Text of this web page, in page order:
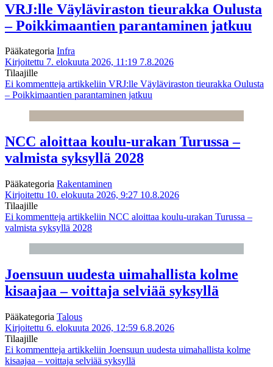
VRJ:lle Väyläviraston tieurakka Oulusta
– Poikkimaantien parantaminen jatkuu
Pääkategoria Infra
Kirjoitettu 7. elokuuta 2026, 11:19 7.8.2026
Tilaajille
Ei kommentteja artikkeliin VRJ:lle Väyläviraston tieurakka Oulusta
– Poikkimaantien parantaminen jatkuu
NCC aloittaa koulu-urakan Turussa –
valmista syksyllä 2028
Pääkategoria Rakentaminen
Kirjoitettu 10. elokuuta 2026, 9:27 10.8.2026
Tilaajille
Ei kommentteja artikkeliin NCC aloittaa koulu-urakan Turussa –
valmista syksyllä 2028
Joensuun uudesta uimahallista kolme
kisaajaa – voittaja selviää syksyllä
Pääkategoria Talous
Kirjoitettu 6. elokuuta 2026, 12:59 6.8.2026
Tilaajille
Ei kommentteja artikkeliin Joensuun uudesta uimahallista kolme
kisaajaa – voittaja selviää syksyllä